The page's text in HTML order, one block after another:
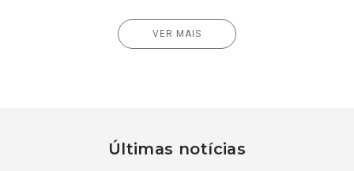
VER MAIS
Últimas notícias